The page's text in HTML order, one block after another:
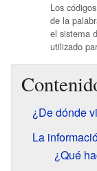
Los códigos
de la
el sistema
utilizado
¿De dónde
La
¿Qué